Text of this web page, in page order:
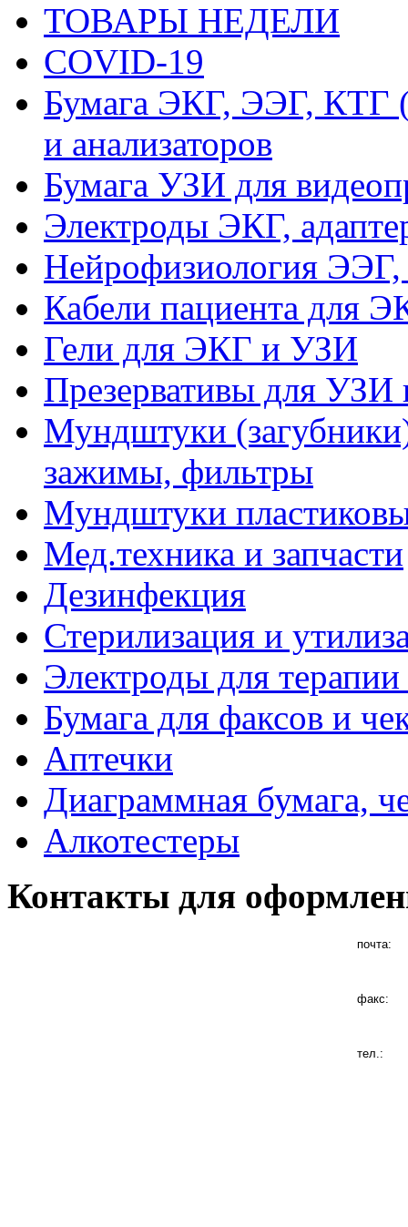
ТОВАРЫ НЕДЕЛИ
COVID-19
Бумага ЭКГ, ЭЭГ, КТГ
и анализаторов
Бумага УЗИ для
Электроды ЭКГ,
Нейрофизиология
Кабели пациента для
Гели для ЭКГ и УЗИ
Презервативы для УЗИ
Мундштуки
зажимы, фильтры
Мундштуки
Мед.техника и запчасти
Дезинфекция
Стерилизация и
Электроды для
Бумага для факсов и
Аптечки
Диаграммная бумага,
Алкотестеры
Контакты для
почта:
факс:
тел.: